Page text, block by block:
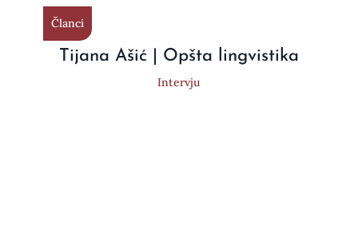
Članci
Tijana Ašić | Opšta lingvistika
Intervju